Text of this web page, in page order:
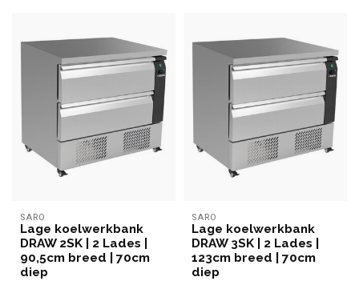
SARO
Lage koelwerkbank
DRAW 2SK | 2 Lades |
90,5cm breed | 70cm
diep
SARO
Lage koelwerkbank
DRAW 3SK | 2 Lades |
123cm breed | 70cm
diep